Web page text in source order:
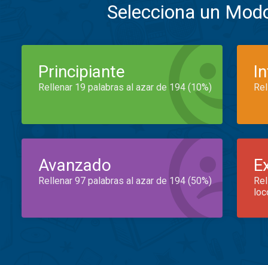
Selecciona un
Principiante
Rellenar 19 palabras al azar de 194 (10%)
Avanzado
Rellenar 97 palabras al azar de 194 (50%)